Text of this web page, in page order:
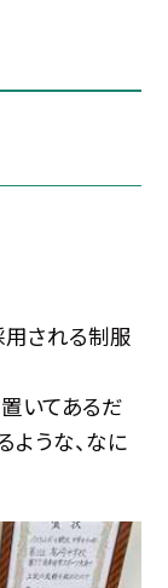
される制服
いてあるだ
ような、なに